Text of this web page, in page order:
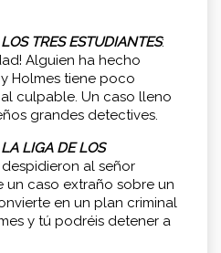
TRES ESTUDIANTES:
Alguien ha hecho
Holmes tiene poco
culpable. Un caso lleno
grandes detectives.
LIGA DE LOS
despidieron al señor
un caso extraño sobre un
en un plan criminal
y tú podréis detener a